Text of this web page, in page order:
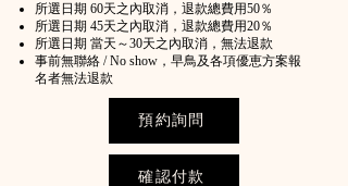
所選日期 60天之內取消，退款總費用50％
所選日期 45天之內取消，退款總費用20％
所選日期 當天～30天之內取消，無法退款
事前無聯絡 / No show，早鳥及各項優恵方案報
名者無法退款
預約詢問
確認付款